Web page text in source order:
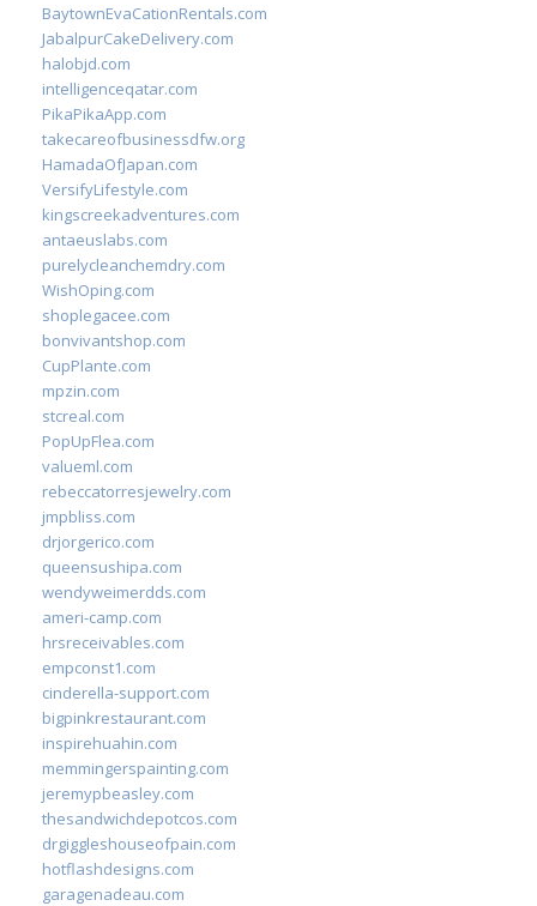
BaytownEvaCationRentals.com
JabalpurCakeDelivery.com
halobjd.com
intelligenceqatar.com
PikaPikaApp.com
takecareofbusinessdfw.org
HamadaOfJapan.com
VersifyLifestyle.com
kingscreekadventures.com
antaeuslabs.com
purelycleanchemdry.com
WishOping.com
shoplegacee.com
bonvivantshop.com
CupPlante.com
mpzin.com
stcreal.com
PopUpFlea.com
valueml.com
rebeccatorresjewelry.com
jmpbliss.com
drjorgerico.com
queensushipa.com
wendyweimerdds.com
ameri-camp.com
hrsreceivables.com
empconst1.com
cinderella-support.com
bigpinkrestaurant.com
inspirehuahin.com
memmingerspainting.com
jeremypbeasley.com
thesandwichdepotcos.com
drgiggleshouseofpain.com
hotflashdesigns.com
garagenadeau.com